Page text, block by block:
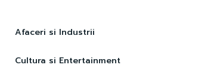
Afaceri si Industrii
Cultura si Entertainment